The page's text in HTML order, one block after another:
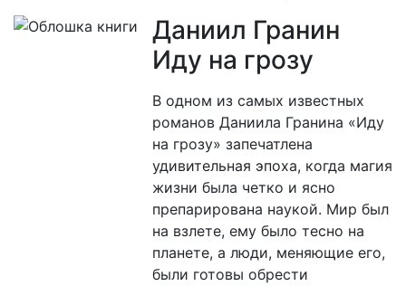
Даниил Гранин
Иду на грозу
В одном из самых известных
романов Даниила Гранина «Иду
на грозу» запечатлена
удивительная эпоха, когда магия
жизни была четко и ясно
препарирована наукой. Мир был
на взлете, ему было тесно на
планете, а люди, меняющие его,
были готовы обрести